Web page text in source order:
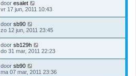
door esalet
vr 17 jun, 2011 10:43
door sb90
zo 12 jun, 2011 23:45
door sb129h
do 31 mar, 2011 22:23
door sb90
ma 07 mar, 2011 23:36